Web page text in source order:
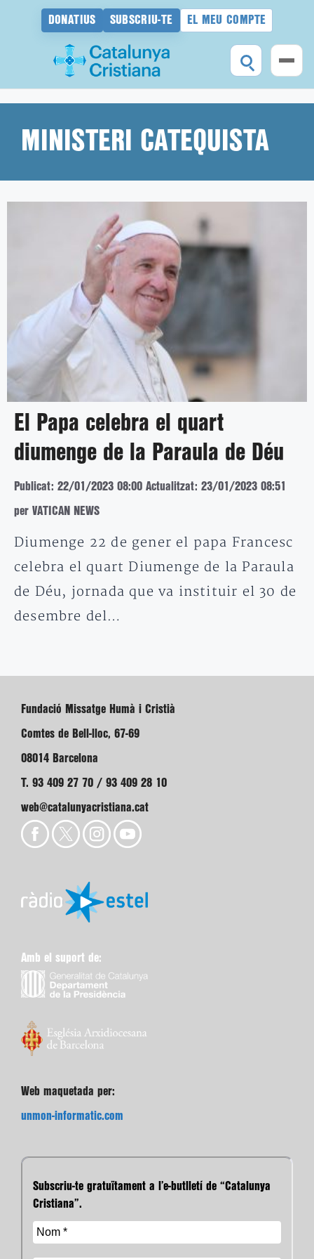
DONATIUS SUBSCRIU-TE EL MEU COMPTE
contingutMINISTERI CATEQUISTA
El Papa celebra el quart
diumenge de la Paraula de Déu
Publicat: 22/01/2023 08:00 Actualitzat: 23/01/2023 08:51
per VATICAN NEWS
Diumenge 22 de gener el papa Francesc
celebra el quart Diumenge de la Paraula
de Déu, jornada que va instituir el 30 de
desembre del…
Fundació Missatge Humà i Cristià
Comtes de Bell-lloc, 67-69
08014 Barcelona
T. 93 409 27 70 / 93 409 28 10
web@catalunyacristiana.cat
Amb el suport de:
Web maquetada per:
unmon-informatic.com
Subscriu-te gratuïtament a l’e-butlletí de “Catalunya
Cristiana”.